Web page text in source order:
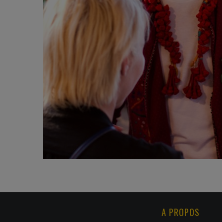
A PROPOS